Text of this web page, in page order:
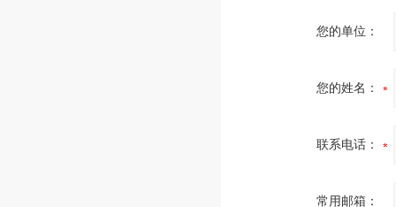
您的单位：
您的姓名：
联系电话：
常用邮箱：